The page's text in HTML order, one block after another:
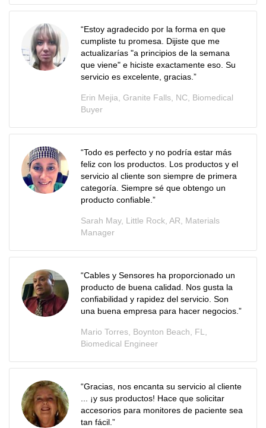
“Estoy agradecido por la forma en que
cumpliste tu promesa. Dijiste que me
actualizarías "a principios de la semana
que viene" e hiciste exactamente eso. Su
servicio es excelente, gracias.”
Erin Mejia, Granite Falls, NC, Biomedical
Buyer
“Todo es perfecto y no podría estar más
feliz con los productos. Los productos y el
servicio al cliente son siempre de primera
categoría. Siempre sé que obtengo un
producto confiable.”
Sarah May, Little Rock, AR, Materials
Manager
“Cables y Sensores ha proporcionado un
producto de buena calidad. Nos gusta la
confiabilidad y rapidez del servicio. Son
una buena empresa para hacer negocios.”
Mario Torres, Boynton Beach, FL,
Biomedical Engineer
“Gracias, nos encanta su servicio al cliente
... ¡y sus productos! Hace que solicitar
accesorios para monitores de paciente sea
tan fácil.”